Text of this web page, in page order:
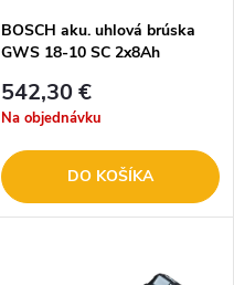
BOSCH aku. uhlová brúska
GWS 18-10 SC 2x8Ah
542,30 €
Na objednávku
DO KOŠÍKA